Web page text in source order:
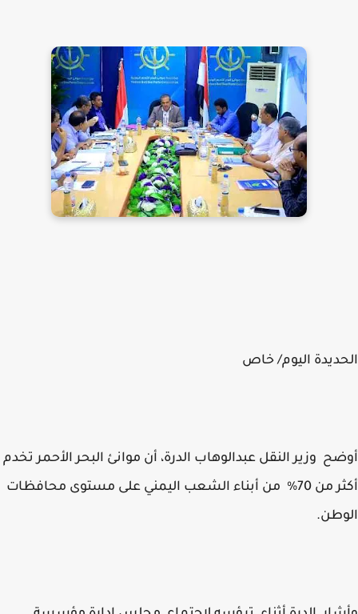
اليوم/ خاص
وزير النقل عبدالوهاب الدرة، أن موانئ البحر الأحمر تخدم
أكثر من 70% من أبناء الشعب اليمني على مستوى محافظات